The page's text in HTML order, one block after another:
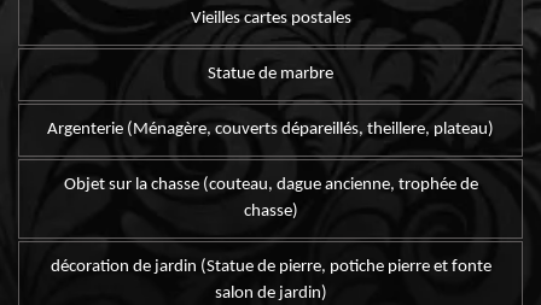
Vieilles cartes postales
Statue de marbre
Argenterie (Ménagère, couverts dépareillés, theillere, plateau)
Objet sur la chasse (couteau, dague ancienne, trophée de
chasse)
décoration de jardin (Statue de pierre, potiche pierre et fonte
salon de jardin)